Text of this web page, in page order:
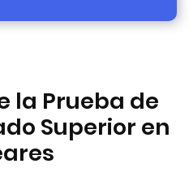
la Prueba de
Superior en